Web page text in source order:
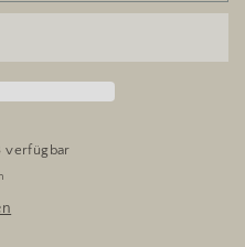
verfügbar